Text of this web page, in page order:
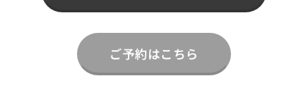
ご予約はこちら